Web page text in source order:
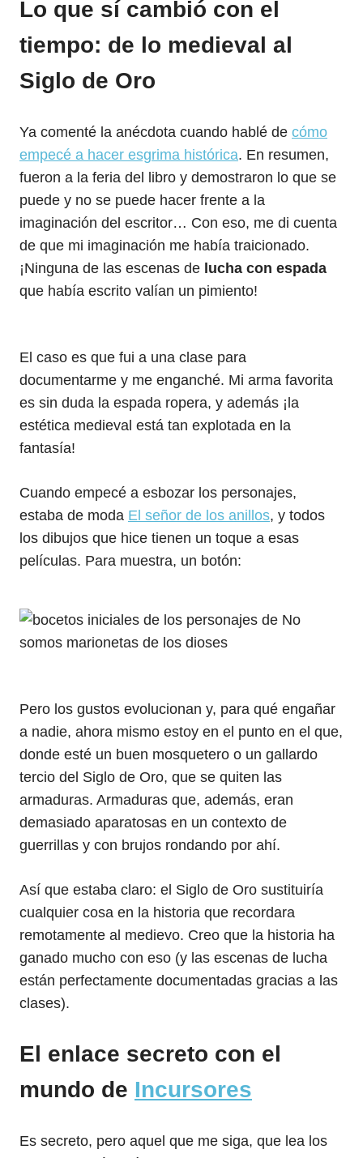
Lo que sí cambió con el
tiempo: de lo medieval al
Siglo de Oro
Ya comenté la anécdota cuando hablé de cómo
empecé a hacer esgrima histórica. En resumen,
fueron a la feria del libro y demostraron lo que se
puede y no se puede hacer frente a la
imaginación del escritor… Con eso, me di cuenta
de que mi imaginación me había traicionado.
¡Ninguna de las escenas de lucha con espada
que había escrito valían un pimiento!
El caso es que fui a una clase para
documentarme y me enganché. Mi arma favorita
es sin duda la espada ropera, y además ¡la
estética medieval está tan explotada en la
fantasía!
Cuando empecé a esbozar los personajes,
estaba de moda El señor de los anillos, y todos
los dibujos que hice tienen un toque a esas
películas. Para muestra, un botón:
Pero los gustos evolucionan y, para qué engañar
a nadie, ahora mismo estoy en el punto en el que,
donde esté un buen mosquetero o un gallardo
tercio del Siglo de Oro, que se quiten las
armaduras. Armaduras que, además, eran
demasiado aparatosas en un contexto de
guerrillas y con brujos rondando por ahí.
Así que estaba claro: el Siglo de Oro sustituiría
cualquier cosa en la historia que recordara
remotamente al medievo. Creo que la historia ha
ganado mucho con eso (y las escenas de lucha
están perfectamente documentadas gracias a las
clases).
El enlace secreto con el
mundo de Incursores
Es secreto, pero aquel que me siga, que lea los